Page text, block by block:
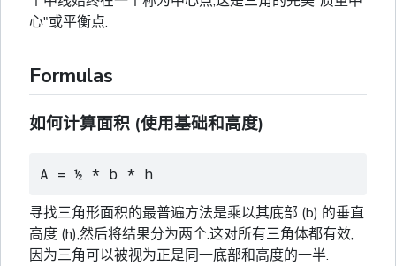
心"或平衡点.
Formulas
如何计算面积 (使用基础和高度)
A = ½ * b * h
寻找三角形面积的最普遍方法是乘以其底部 (b) 的垂直
高度 (h),然后将结果分为两个.这对所有三角体都有效,
因为三角可以被视为正是同一底部和高度的一半.